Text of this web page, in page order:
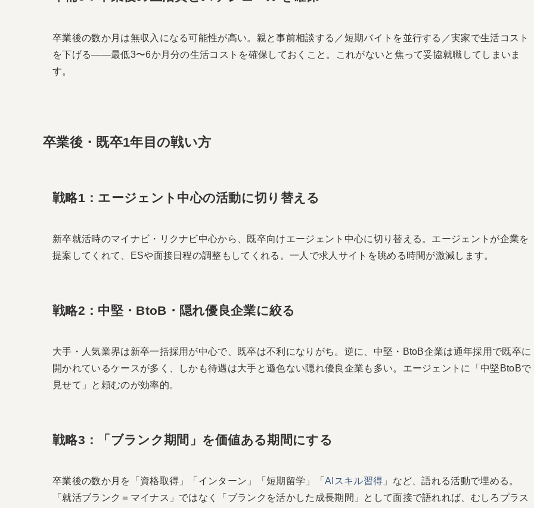
卒業後の数か月は無収入になる可能性が高い。親と事前相談する／短期バイトを並行する／実家で生活コスト
を下げる――最低3〜6か月分の生活コストを確保しておくこと。これがないと焦って妥協就職してしまいま
す。
卒業後・既卒1年目の戦い方
戦略1：エージェント中心の活動に切り替える
新卒就活時のマイナビ・リクナビ中心から、既卒向けエージェント中心に切り替える。エージェントが企業を
提案してくれて、ESや面接日程の調整もしてくれる。一人で求人サイトを眺める時間が激減します。
戦略2：中堅・BtoB・隠れ優良企業に絞る
大手・人気業界は新卒一括採用が中心で、既卒は不利になりがち。逆に、中堅・BtoB企業は通年採用で既卒に
開かれているケースが多く、しかも待遇は大手と遜色ない隠れ優良企業も多い。エージェントに「中堅BtoBで
見せて」と頼むのが効率的。
戦略3：「ブランク期間」を価値ある期間にする
卒業後の数か月を「資格取得」「インターン」「短期留学」「 AIスキル習得 」など、語れる活動で埋める。
「就活ブランク＝マイナス」ではなく「ブランクを活かした成長期間」として面接で語れれば、むしろプラス